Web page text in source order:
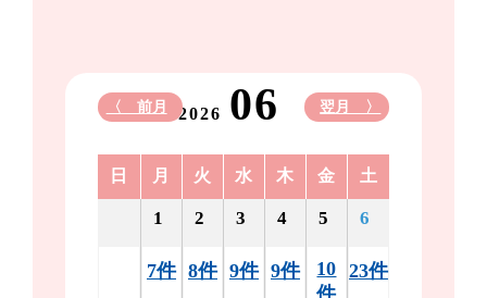
2026 06
〈 前月 翌月 〉
日 月 火 水 木 金 土
1
7件
2
8件
3
9件
4
9件
5
10
件
6
23件